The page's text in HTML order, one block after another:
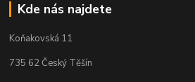
Kde nás najdete
Koňakovská 11
735 62 Český Těšín